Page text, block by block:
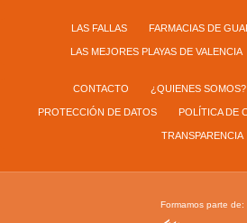
LAS FALLAS FARMACIAS DE
LAS MEJORES PLAYAS DE VALENCIA
CONTACTO ¿QUIENES SOMOS?
PROTECCIÓN DE DATOS POLÍTICA DE
TRANSPARENCIA
Formamos parte de: